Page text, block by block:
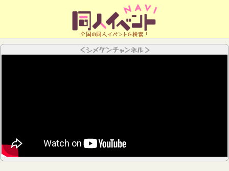
全国の同人イベントを検索！
＜シメケンチャンネル＞